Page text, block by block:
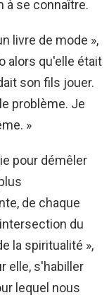
à se connaître.
livre de mode »,
alors qu'elle était
son fils jouer.
problème. Je
»
pour démêler
de chaque
du
la spiritualité »,
elle, s'habiller
lequel nous